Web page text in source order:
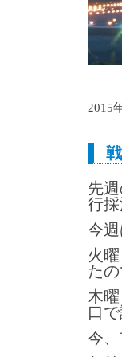
2015
先
行採
今
火
た
木
口
今